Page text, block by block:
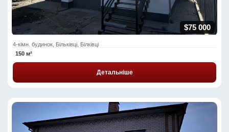
$75 000
4-кімн. будинок, Більківці, Білківці
150 м²
Детальніше